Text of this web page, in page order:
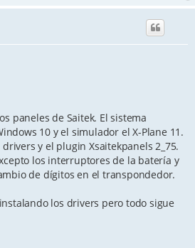
paneles de Saitek. El sistema
10 y el simulador el X-Plane 11.
y el plugin Xsaitekpanels 2_75.
los interruptores de la batería y
de dígitos en el transpondedor.
los drivers pero todo sigue